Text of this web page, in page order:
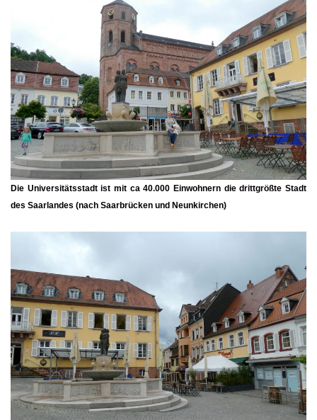
Die Universitätsstadt ist mit ca 40.000 Einwohnern die drittgrößte Stadt
des Saarlandes (nach Saarbrücken und Neunkirchen)